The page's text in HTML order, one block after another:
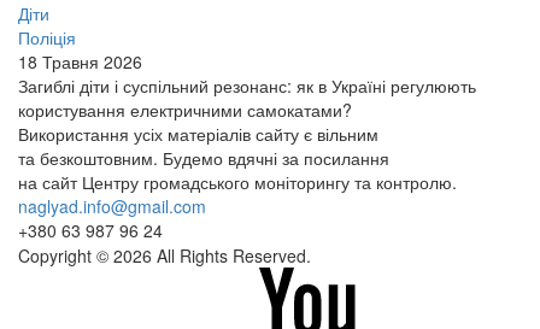
Діти
Поліція
18 Травня 2026
Загиблі діти і суспільний резонанс: як в Україні регулюють
користування електричними самокатами?
Використання усіх матеріалів сайту є вільним
та безкоштовним. Будемо вдячні за посилання
на сайт Центру громадського моніторингу та контролю.
naglyad.info@gmail.com
+380 63 987 96 24
Copyright © 2026 All Rights Reserved.